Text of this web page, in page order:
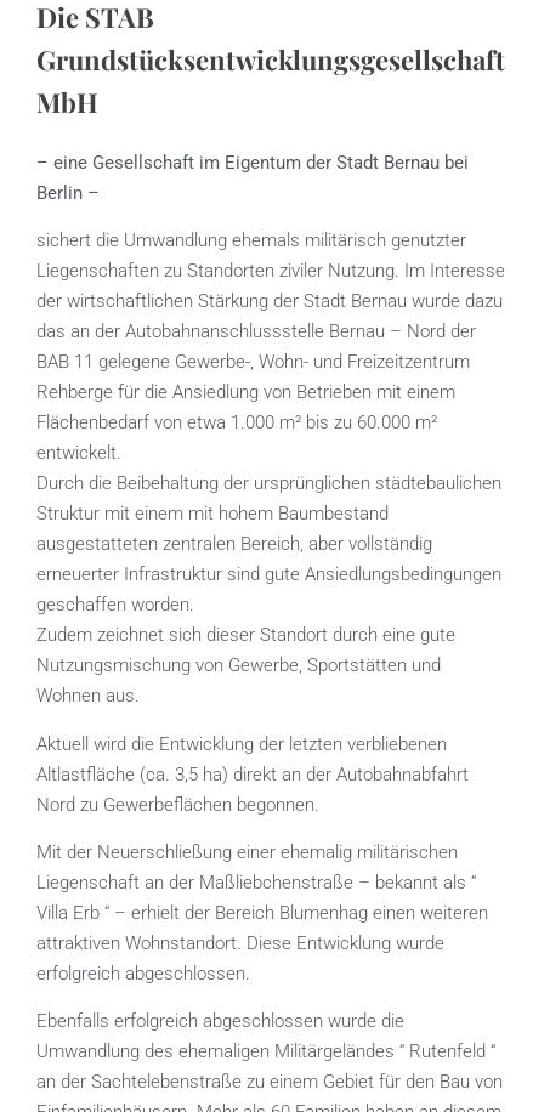
Die STAB
Grundstücksentwicklungsgesellschaft
MbH
– eine Gesellschaft im Eigentum der Stadt Bernau bei
Berlin –
sichert die Umwandlung ehemals militärisch genutzter
Liegenschaften zu Standorten ziviler Nutzung. Im Interesse
der wirtschaftlichen Stärkung der Stadt Bernau wurde dazu
das an der Autobahnanschlussstelle Bernau – Nord der
BAB 11 gelegene Gewerbe-, Wohn- und Freizeitzentrum
Rehberge für die Ansiedlung von Betrieben mit einem
Flächenbedarf von etwa 1.000 m² bis zu 60.000 m²
entwickelt.
Durch die Beibehaltung der ursprünglichen städtebaulichen
Struktur mit einem mit hohem Baumbestand
ausgestatteten zentralen Bereich, aber vollständig
erneuerter Infrastruktur sind gute Ansiedlungsbedingungen
geschaffen worden.
Zudem zeichnet sich dieser Standort durch eine gute
Nutzungsmischung von Gewerbe, Sportstätten und
Wohnen aus.
Aktuell wird die Entwicklung der letzten verbliebenen
Altlastfläche (ca. 3,5 ha) direkt an der Autobahnabfahrt
Nord zu Gewerbeflächen begonnen.
Mit der Neuerschließung einer ehemalig militärischen
Liegenschaft an der Maßliebchenstraße – bekannt als “
Villa Erb “ – erhielt der Bereich Blumenhag einen weiteren
attraktiven Wohnstandort. Diese Entwicklung wurde
erfolgreich abgeschlossen.
Ebenfalls erfolgreich abgeschlossen wurde die
Umwandlung des ehemaligen Militärgeländes “ Rutenfeld “
an der Sachtelebenstraße zu einem Gebiet für den Bau von